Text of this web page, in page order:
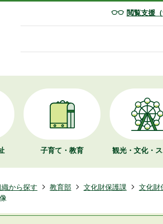
閲覧支援
子育て・教育 観光・文化・
織から探す 教育部 文化財保護課 文化財